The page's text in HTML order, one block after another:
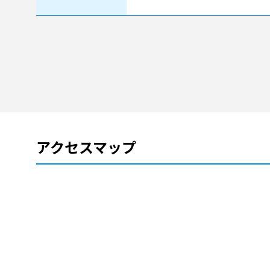
アクセスマップ